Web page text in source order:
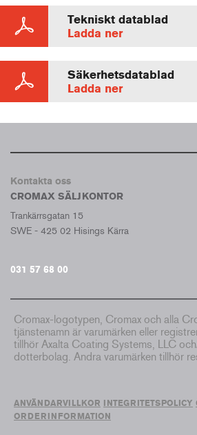
Tekniskt datablad
Ladda ner
Säkerhetsdatablad
Ladda ner
Kontakta oss
CROMAX SÄLJKONTOR
Trankärrsgatan 15
SWE - 425 02 Hisings Kärra
031 57 68 00
Cromax-logotypen, Cromax och alla
tjänstenamn är varumärken eller
tillhör Axalta Coating Systems, LLC
dotterbolag. Andra varumärken tillhör
ANVÄNDARVILLKOR INTEGRITETSPOLICY
ORDERINFORMATION